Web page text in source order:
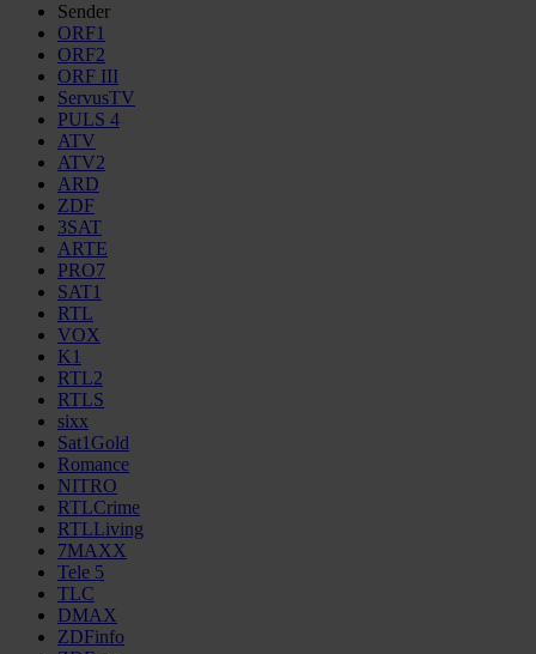
Sender
ORF1
ORF2
ORF III
ServusTV
PULS 4
ATV
ATV2
ARD
ZDF
3SAT
ARTE
PRO7
SAT1
RTL
VOX
K1
RTL2
RTLS
sixx
Sat1Gold
Romance
NITRO
RTLCrime
RTLLiving
7MAXX
Tele 5
TLC
DMAX
ZDFinfo